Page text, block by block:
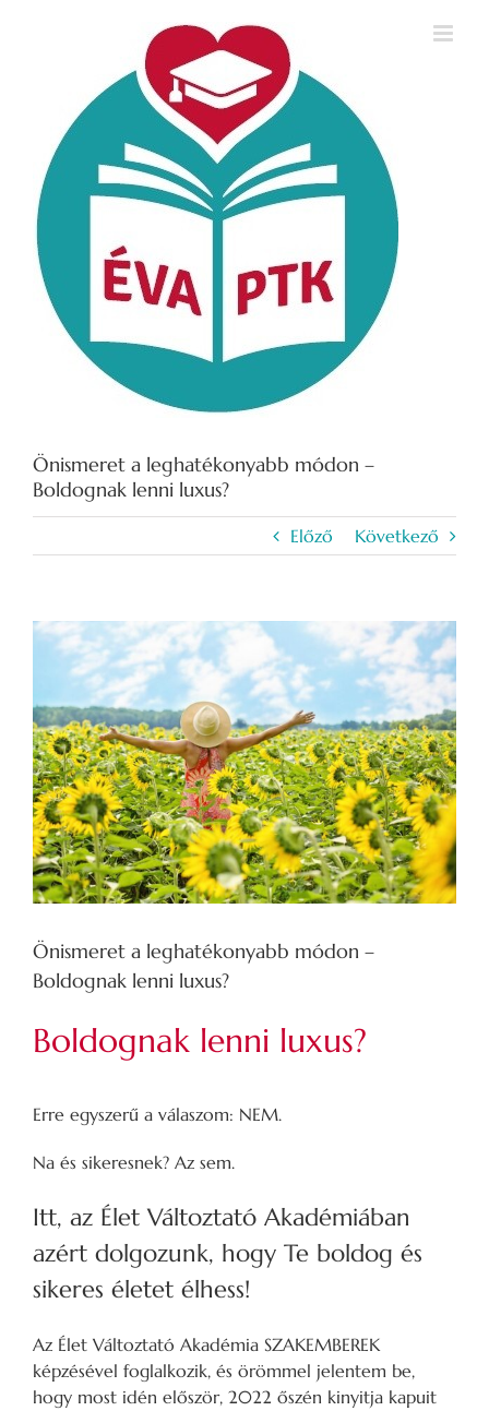
Önismeret a leghatékonyabb módon –
Boldognak lenni luxus?
Előző Következő
View
Larger
Önismeret a leghatékonyabb módon –
Boldognak lenni luxus?
Boldognak lenni luxus?
Erre egyszerű a válaszom: NEM.
Na és sikeresnek? Az sem.
Itt, az Élet Változtató Akadémiában
azért dolgozunk, hogy Te boldog és
sikeres életet élhess!
Az Élet Változtató Akadémia SZAKEMBEREK
képzésével foglalkozik, és örömmel jelentem be,
hogy most idén először, 2022 őszén kinyitja kapuit